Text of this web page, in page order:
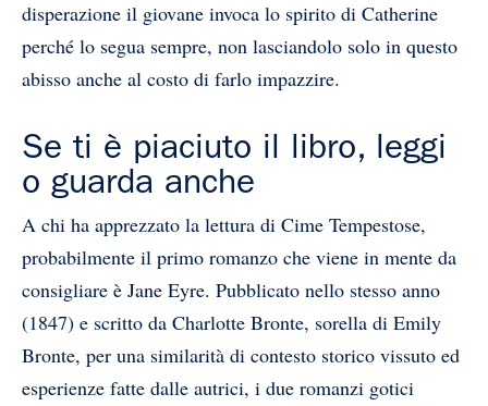
disperazione il giovane invoca lo spirito di Catherine
perché lo segua sempre, non lasciandolo solo in questo
abisso anche al costo di farlo impazzire.
Se ti è piaciuto il libro, leggi
o guarda anche
A chi ha apprezzato la lettura di Cime Tempestose,
probabilmente il primo romanzo che viene in mente da
consigliare è Jane Eyre. Pubblicato nello stesso anno
(1847) e scritto da Charlotte Bronte, sorella di Emily
Bronte, per una similarità di contesto storico vissuto ed
esperienze fatte dalle autrici, i due romanzi gotici